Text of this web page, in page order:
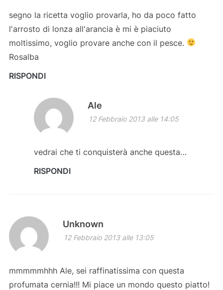
segno la ricetta voglio provarla, ho da poco fatto
l'arrosto di lonza all'arancia è mi è piaciuto
moltissimo, voglio provare anche con il pesce.
Rosalba
RISPONDI
Ale
12 Febbraio 2013 alle 14:05
vedrai che ti conquisterà anche questa…
RISPONDI
Unknown
12 Febbraio 2013 alle 13:05
mmmmmhhh Ale, sei raffinatissima con questa
profumata cernia!!! Mi piace un mondo questo piatto!